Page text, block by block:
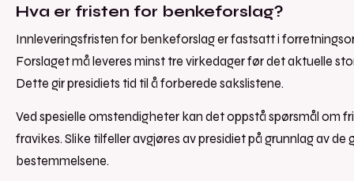
Hva er fristen for benkeforslag?
Innleveringsfristen for benkeforslag er fastsatt i
Forslaget må leveres minst tre virkedager før det aktuelle
Dette gir presidiets tid til å forberede sakslistene.
Ved spesielle omstendigheter kan det oppstå spørsmål om
fravikes. Slike tilfeller avgjøres av presidiet på grunnlag av de
bestemmelsene.